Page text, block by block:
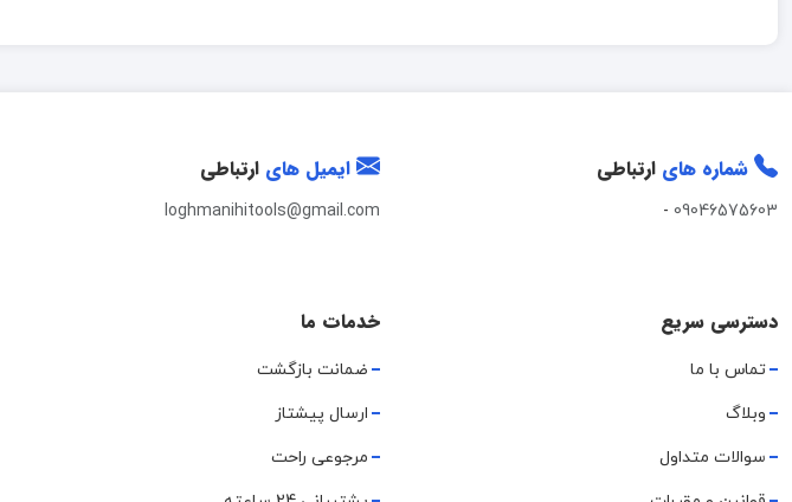
شماره های ارتباطی
09046575603
-
ایمیل های ارتباطی
loghmanihitools@gmail.com
دسترسی سریع
تماس با ما
وبلاگ
سوالات متداول
خدمات ما
ضمانت بازگشت
ارسال پیشتاز
مرجوعی راحت